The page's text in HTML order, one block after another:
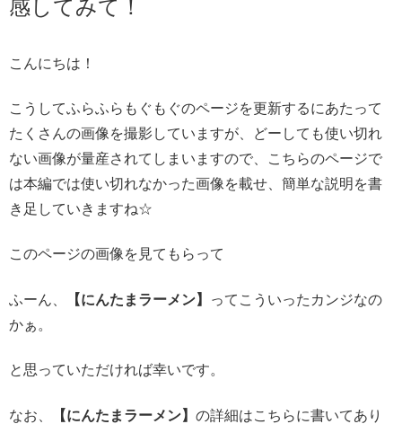
感してみて！
こんにちは！
こうしてふらふらもぐもぐのページを更新するにあたって
たくさんの画像を撮影していますが、どーしても使い切れ
ない画像が量産されてしまいますので、こちらのページで
は本編では使い切れなかった画像を載せ、簡単な説明を書
き足していきますね☆
このページの画像を見てもらって
ふーん、 【にんたまラーメン】
ってこういったカンジなの
かぁ。
と思っていただければ幸いです。
なお、 【にんたまラーメン】 の詳細はこちらに書いてあり